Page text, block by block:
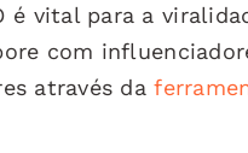
é vital para a
com
através da